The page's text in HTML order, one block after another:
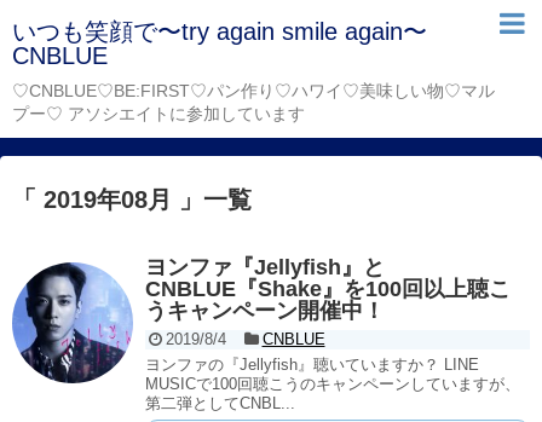
いつも笑顔で〜try again smile again〜
CNBLUE
♡CNBLUE♡BE:FIRST♡パン作り♡ハワイ♡美味しい物♡マル
プー♡ アソシエイトに参加しています
「 2019年08月 」一覧
ヨンファ『Jellyfish』と
CNBLUE『Shake』を100回以上聴こ
うキャンペーン開催中！
2019/8/4
CNBLUE
ヨンファの『Jellyfish』聴いていますか？ LINE
MUSICで100回聴こうのキャンペーンしていますが、
第二弾としてCNBL...